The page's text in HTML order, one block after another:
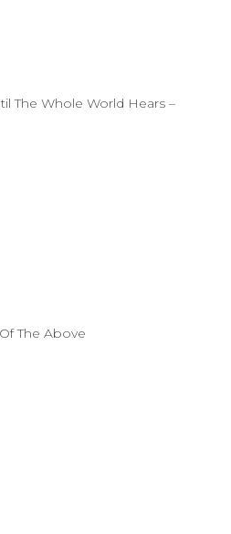
The Whole World Hears –
The Above